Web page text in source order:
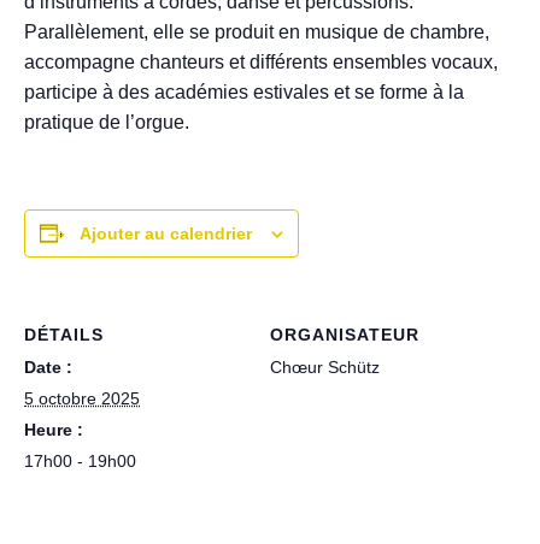
Parallèlement, elle se produit en musique de chambre,
accompagne chanteurs et différents ensembles vocaux,
participe à des académies estivales et se forme à la
pratique de l’orgue.
Ajouter au calendrier
DÉTAILS
Date :
5 octobre 2025
Heure :
17h00 - 19h00
ORGANISATEUR
Chœur Schütz